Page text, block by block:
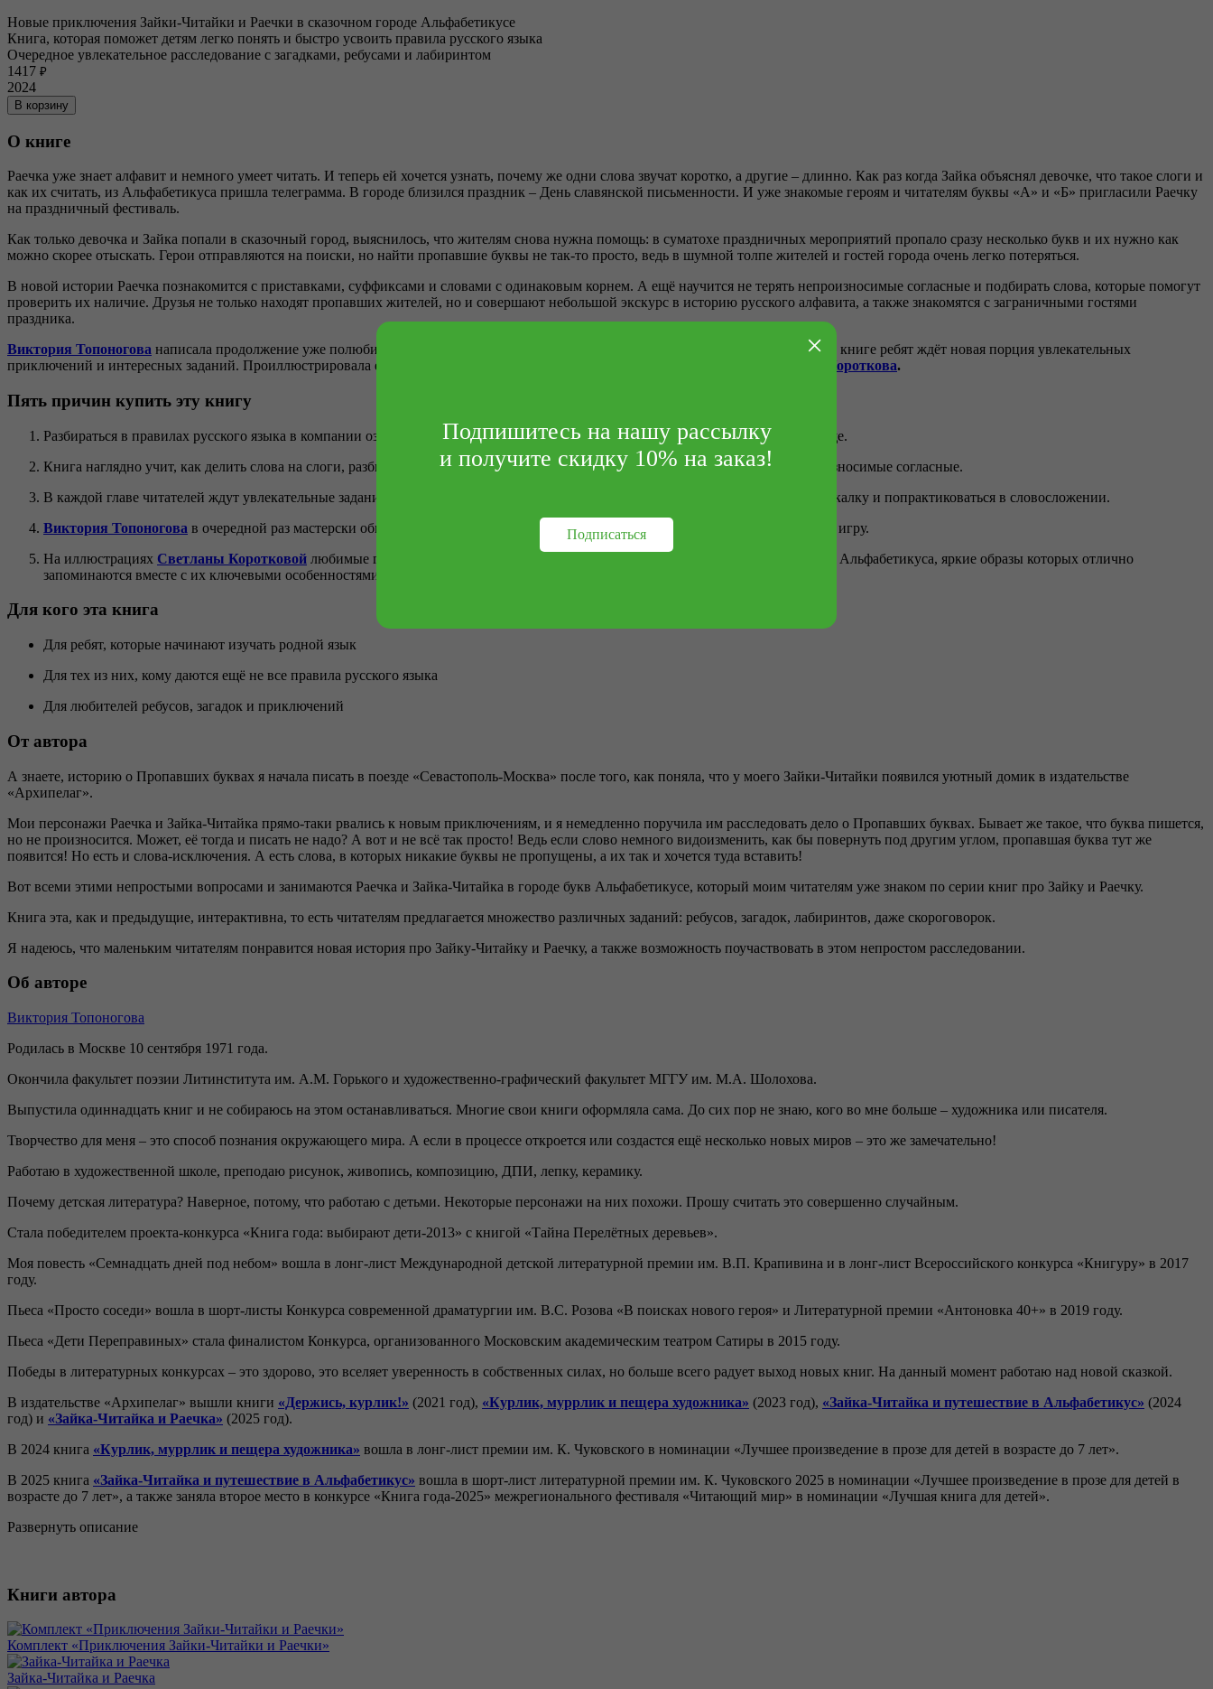
Новые приключения Зайки-Читайки и Раечки в сказочном городе Альфабетикусе
Книга, которая поможет детям легко понять и быстро усвоить правила русского языка
Очередное увлекательное расследование с загадками, ребусами и лабиринтом
1417 ₽
2024
В корзину
О книге
Раечка уже знает алфавит и немного умеет читать. И теперь ей хочется узнать, почему же одни слова звучат коротко, а другие – длинно. Как раз когда Зайка объяснял девочке, что такое слоги и
как их считать, из Альфабетикуса пришла телеграмма. В городе близился праздник – День славянской письменности. И уже знакомые героям и читателям буквы «А» и «Б» пригласили Раечку
на праздничный фестиваль.
Как только девочка и Зайка попали в сказочный город, выяснилось, что жителям снова нужна помощь: в суматохе праздничных мероприятий пропало сразу несколько букв и их нужно как
можно скорее отыскать. Герои отправляются на поиски, но найти пропавшие буквы не так-то просто, ведь в шумной толпе жителей и гостей города очень легко потеряться.
В новой истории Раечка познакомится с приставками, суффиксами и словами с одинаковым корнем. А ещё научится не терять непроизносимые согласные и подбирать слова, которые помогут
проверить их наличие. Друзья не только находят пропавших жителей, но и совершают небольшой экскурс в историю русского алфавита, а также знакомятся с заграничными гостями
праздника.
Виктория Топоногова написала продолжение уже полюбившихся многим дошкольникам историй о Раечке и Зайке-Читайке. В этой книге ребят ждёт новая порция увлекательных
приключений и интересных заданий. Проиллюстрировала её неоднократный лауреат премии «Образ книги» художница
Светлана Короткова.
Пять причин купить эту книгу
Разбираться в правилах русского языка в компании озорного Зайки-Читайки и любознательной Раечки вдвойне веселее и проще.
Книга наглядно учит, как делить слова на слоги, разбирать их по составу, отличать звонкие звуки от глухих и не терять непроизносимые согласные.
В каждой главе читателей ждут увлекательные задания, ребусы и загадки, благодаря которым можно будет проверить свою смекалку и попрактиковаться в словосложении.
Виктория Топоногова в очередной раз мастерски обыграла в сюжете задания и правила русского языка, превратив обучение в игру.
На иллюстрациях Светланы Коротковой любимые герои встречаются с новыми персонажами и уже знакомыми им жителями Альфабетикуса, яркие образы которых отлично
запоминаются вместе с их ключевыми особенностями.
Для кого эта книга
Для ребят, которые начинают изучать родной язык
Для тех из них, кому даются ещё не все правила русского языка
Для любителей ребусов, загадок и приключений
От автора
А знаете, историю о Пропавших буквах я начала писать в поезде «Севастополь-Москва» после того, как поняла, что у моего Зайки-Читайки появился уютный домик в издательстве
«Архипелаг».
Мои персонажи Раечка и Зайка-Читайка прямо-таки рвались к новым приключениям, и я немедленно поручила им расследовать дело о Пропавших буквах. Бывает же такое, что буква пишется,
но не произносится. Может, её тогда и писать не надо? А вот и не всё так просто! Ведь если слово немного видоизменить, как бы повернуть под другим углом, пропавшая буква тут же
появится! Но есть и слова-исключения. А есть слова, в которых никакие буквы не пропущены, а их так и хочется туда вставить!
Вот всеми этими непростыми вопросами и занимаются Раечка и Зайка-Читайка в городе букв Альфабетикусе, который моим читателям уже знаком по серии книг про Зайку и Раечку.
Книга эта, как и предыдущие, интерактивна, то есть читателям предлагается множество различных заданий: ребусов, загадок, лабиринтов, даже скороговорок.
Я надеюсь, что маленьким читателям понравится новая история про Зайку-Читайку и Раечку, а также возможность поучаствовать в этом непростом расследовании.
Об авторе
Виктория Топоногова
Родилась в Москве 10 сентября 1971 года.
Окончила факультет поэзии Литинститута им. А.М. Горького и художественно-графический факультет МГГУ им. М.А. Шолохова.
Выпустила одиннадцать книг и не собираюсь на этом останавливаться. Многие свои книги оформляла сама. До сих пор не знаю, кого во мне больше – художника или писателя.
Творчество для меня – это способ познания окружающего мира. А если в процессе откроется или создастся ещё несколько новых миров – это же замечательно!
Работаю в художественной школе, преподаю рисунок, живопись, композицию, ДПИ, лепку, керамику.
Почему детская литература? Наверное, потому, что работаю с детьми. Некоторые персонажи на них похожи. Прошу считать это совершенно случайным.
Стала победителем проекта-конкурса «Книга года: выбирают дети-2013» с книгой «Тайна Перелётных деревьев».
Моя повесть «Семнадцать дней под небом» вошла в лонг-лист Международной детской литературной премии им. В.П. Крапивина и в лонг-лист Всероссийского конкурса «Книгуру» в 2017
году.
Пьеса «Просто соседи» вошла в шорт-листы Конкурса современной драматургии им. В.С. Розова «В поисках нового героя» и Литературной премии «Антоновка 40+» в 2019 году.
Пьеса «Дети Переправиных» стала финалистом Конкурса, организованного Московским академическим театром Сатиры в 2015 году.
Победы в литературных конкурсах – это здорово, это вселяет уверенность в собственных силах, но больше всего радует выход новых книг. На данный момент работаю над новой сказкой.
В издательстве «Архипелаг» вышли книги «Держись, курлик!» (2021 год), «Курлик, муррлик и пещера художника» (2023 год), «Зайка-Читайка и путешествие в Альфабетикус» (2024
год) и «Зайка-Читайка и Раечка» (2025 год).
В 2024 книга «Курлик, муррлик и пещера художника» вошла в лонг-лист премии им. К. Чуковского в номинации «Лучшее произведение в прозе для детей в возрасте до 7 лет».
В 2025 книга «Зайка-Читайка и путешествие в Альфабетикус» вошла в шорт-лист литературной премии им. К. Чуковского 2025 в номинации «Лучшее произведение в прозе для детей в
возрасте до 7 лет», а также заняла второе место в конкурсе «Книга года-2025» межрегионального фестиваля «Читающий мир» в номинации «Лучшая книга для детей».
Развернуть описание
Книги автора
Комплект «Приключения Зайки-Читайки и Раечки»
Зайка-Читайка и Раечка
×
Подпишитесь на нашу рассылку
и получите скидку 10% на заказ!
Подписаться